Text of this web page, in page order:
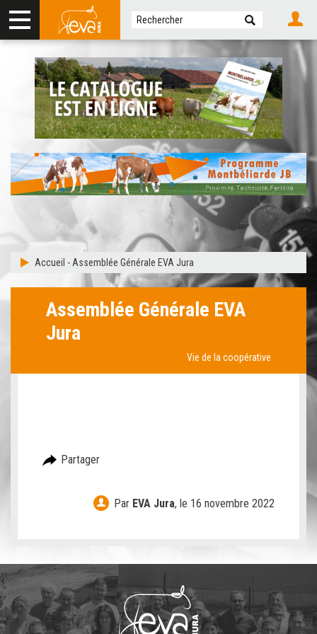
Accueil - Assemblée Générale EVA Jura
Assemblée Générale EVA
Jura
Vie de la coopérative
Partager
Par EVA Jura, le 16 novembre 2022